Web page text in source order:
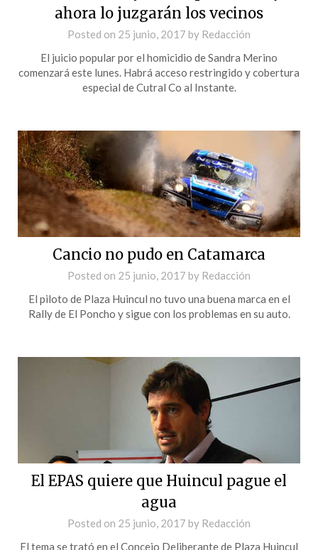
ahora lo juzgarán los vecinos
Posted on 25 junio, 2017 by Redacción
El juicio popular por el homicidio de Sandra Merino
comenzará este lunes. Habrá acceso restringido y cobertura
especial de Cutral Co al Instante.
Cancio no pudo en Catamarca
Posted on 25 junio, 2017 by Redacción
El piloto de Plaza Huincul no tuvo una buena marca en el
Rally de El Poncho y sigue con los problemas en su auto.
El EPAS quiere que Huincul pague el
agua
Posted on 25 junio, 2017 by Redacción
El tema se trató en el Concejo Deliberante de Plaza Huincul